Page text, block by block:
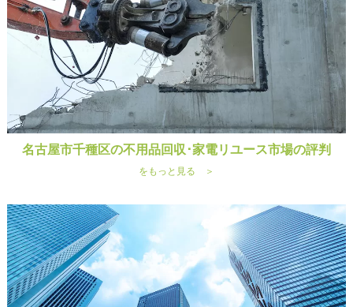
名古屋市千種区の不用品回収･家電リユース市場の評判
をもっと見る ＞